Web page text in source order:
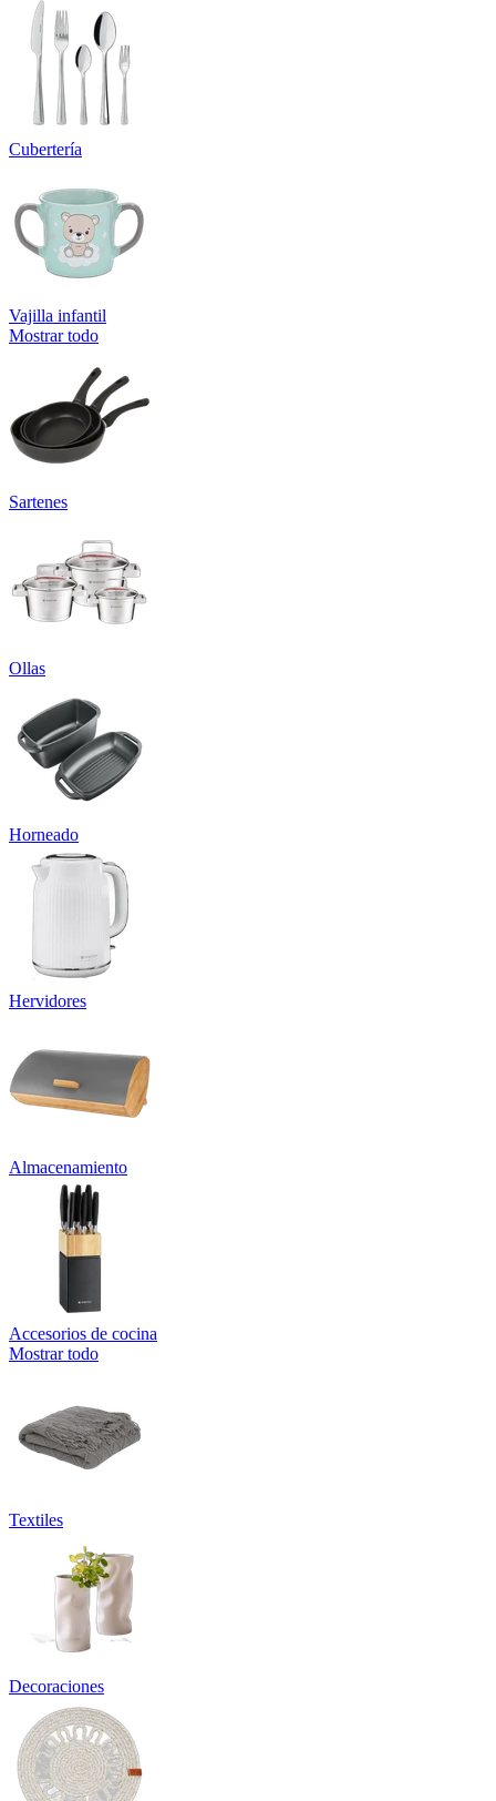
Cubertería
Vajilla infantil
Mostrar todo
Sartenes
Ollas
Horneado
Hervidores
Almacenamiento
Accesorios de cocina
Mostrar todo
Textiles
Decoraciones